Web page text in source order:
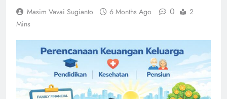
Masim Vavai Sugianto 6 Months Ago 0
2
Mins